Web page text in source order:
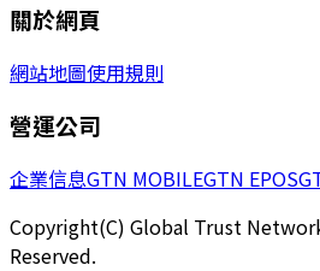
關於網頁
網站地圖使用規則
營運公司
企業信息GTN MOBILEGTN EPOS
Copyright(C) Global Trust
Reserved.